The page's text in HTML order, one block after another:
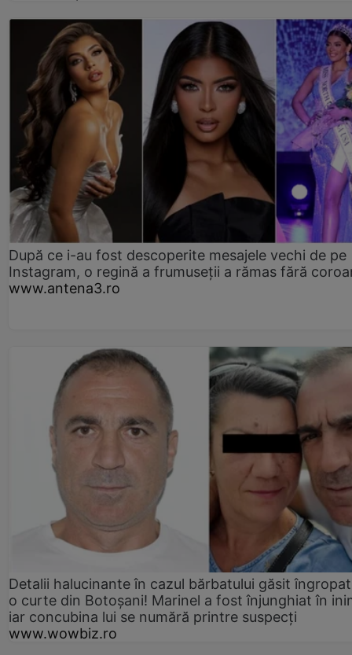
După ce i-au fost descoperite mesajele vechi de pe
Instagram, o regină a frumuseții a rămas fără
www.antena3.ro
Detalii halucinante în cazul bărbatului găsit
o curte din Botoșani! Marinel a fost înjunghiat în
iar concubina lui se numără printre suspecți
www.wowbiz.ro